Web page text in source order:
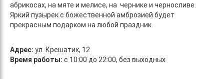
абрикосах, на мяте и мелисе, на чернике и черносливе.
Яркий пузырек с божественной амброзией будет
прекрасным подарком на любой праздник.
Адрес: ул. Крешатик, 12
Время работы: с 10:00 до 22:00, без выходных